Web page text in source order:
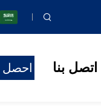
اتصل بنا